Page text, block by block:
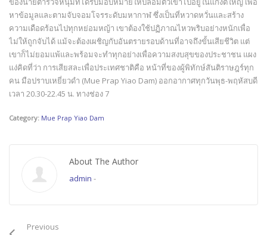
หาข้อมูลและตามจับจอมโจรระดับมหากาฬ ซึ่งเป็นที่หวาดหวั่นและสร้าง
ความเดือดร้อนไปทุกหย่อมหญ้า เขาต้องใช้ปฏิภาณไหวพริบอย่างหนักเพื่อ
ไม่ให้ถูกจับได้ แม้จะต้องเผชิญกับอันตรายรอบด้านที่อาจถึงขั้นเสียชีวิต แต่
เขาก็ไม่ยอมแพ้และพร้อมจะทำทุกอย่างเพื่อความสงบสุขของประชาชน แผง
แง่คิดที่ว่า การเสียสละเพื่อประเทศชาติคือ หน้าที่ของผู้พิทักษ์สันติราษฎร์ทุก
คน มือปราบเหยี่ยวดำ (Mue Prap Yiao Dam) ออกอากาศทุกวันพุธ-พฤหัสบดี
เวลา 20.30-22.45 น. ทางช่อง 7
Category: Mue Prap Yiao Dam
About The Author
admin -
Previous